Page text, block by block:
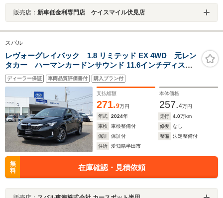
販売店： 新車低金利専門店 ケイスマイル伏見店
スバル
レヴォーグレイバック 1.8 リミテッド EX 4WD 元レン
タカー ハーマンカードンサウンド 11.6インチディスプ
レイ フルセグ Bluetoothオーディオ フロントカメ
ラ サイドカメラ バックカメラ 全周囲カメラ 電動
リヤゲート シートヒーター
ディーラー保証 車両品質評価書付 購入プラン付
支払総額
271.9万円
本体価格
257.4万円
年式
2024年 走行 4.0万km
車検
車検整備付 修復
なし
保証
保証付 整備
法定整備付
住所
愛知県半田市
無
料
在庫確認・見積依頼